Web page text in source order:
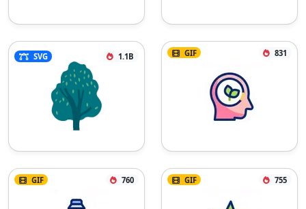
SVG 1.1B GIF 831
GIF 760 GIF 755